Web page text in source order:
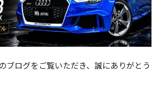
ブログをご覧いただき、誠にありがとう